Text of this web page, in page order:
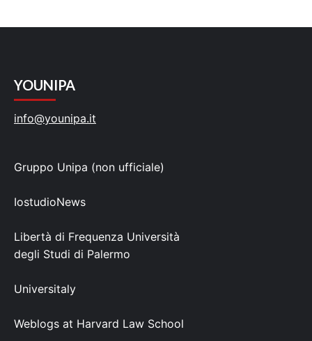
YOUNIPA
info@younipa.it
Gruppo Unipa (non ufficiale)
IostudioNews
Libertà di Frequenza Università
degli Studi di Palermo
Universitaly
Weblogs at Harvard Law School